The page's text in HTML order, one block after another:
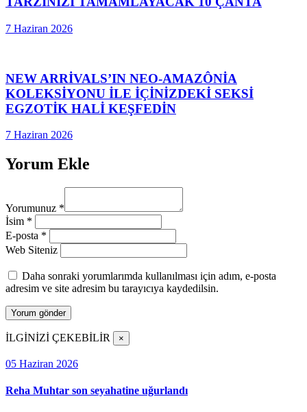
7 Haziran 2026
NEW ARRİVALS’IN NEO-AMAZÔNİA
KOLEKSİYONU İLE İÇİNİZDEKİ SEKSİ
EGZOTİK HALİ KEŞFEDİN
7 Haziran 2026
Yorum Ekle
Yorumunuz *
İsim *
E-posta *
Web Siteniz
Daha sonraki yorumlarımda kullanılması için adım, e-posta
adresim ve site adresim bu tarayıcıya kaydedilsin.
İLGİNİZİ ÇEKEBİLİR ×
05 Haziran 2026
Reha Muhtar son seyahatine uğurlandı